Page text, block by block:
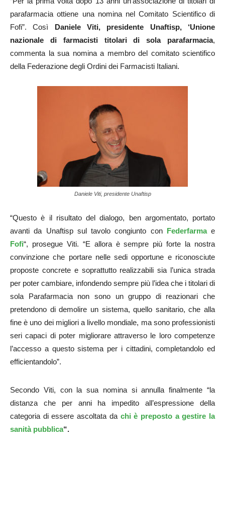
parafarmacia ottiene una nomina nel Comitato Scientifico di
Fofi”. Così Daniele Viti, presidente Unaftisp, ‘Unione
nazionale di farmacisti titolari di sola parafarmacia,
commenta la sua nomina a membro del comitato scientifico
della Federazione degli Ordini dei Farmacisti Italiani.
Daniele Viti, presidente Unaftisp
“Questo è il risultato del dialogo, ben argomentato, portato
avanti da Unaftisp sul tavolo congiunto con Federfarmae
Fofi“, prosegue Viti. “E allora è sempre più forte la nostra
convinzione che portare nelle sedi opportune e riconosciute
proposte concrete e soprattutto realizzabili sia l’unica strada
per poter cambiare, infondendo sempre più l’idea che i titolari di
sola Parafarmacia non sono un gruppo di reazionari che
pretendono di demolire un sistema, quello sanitario, che alla
fine è uno dei migliori a livello mondiale, ma sono professionisti
seri capaci di poter migliorare attraverso le loro competenze
l’accesso a questo sistema per i cittadini, completandolo ed
efficientandolo”.
Secondo Viti, con la sua nomina si annulla finalmente “la
distanza che per anni ha impedito all’espressione della
categoria di essere ascoltata da chi è preposto a gestire la
sanità pubblica“.